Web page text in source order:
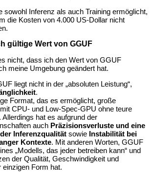
sowohl Inferenz als auch Training ermöglicht,
die Kosten von 4.000 US-Dollar nicht
gültige Wert von GGUF
nicht, dass ich den Wert von GGUF
meine Umgebung geändert hat.
liegt nicht in der „absoluten Leistung“,
.
Format, das es ermöglicht, große
CPU- und Low-Spec-GPU ohne teure
hat es aufgrund der
auch Präzisionsverluste und eine
Inferenzqualität sowie Instabilität bei
Kontexte. Mit anderen Worten, GGUF
„Modells, das jeder betreiben kann“ und
der Qualität, Geschwindigkeit und
einzigen Form hat.